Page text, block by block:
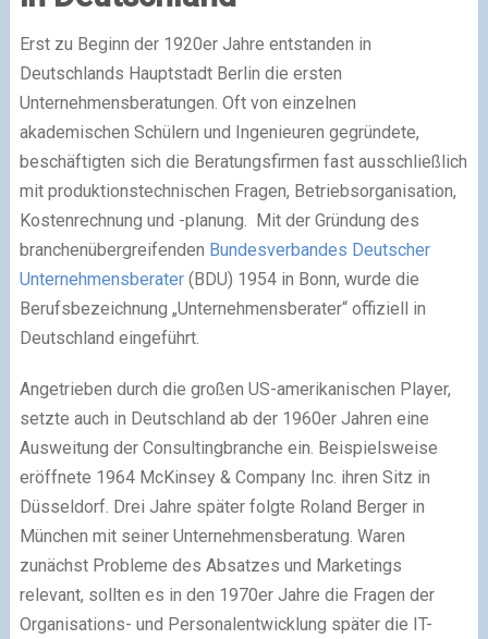
Erst zu Beginn der 1920er Jahre entstanden in
Deutschlands Hauptstadt Berlin die ersten
Unternehmensberatungen. Oft von einzelnen
akademischen Schülern und Ingenieuren gegründete,
beschäftigten sich die Beratungsfirmen fast ausschließlich
mit produktionstechnischen Fragen, Betriebsorganisation,
Kostenrechnung und -planung. Mit der Gründung des
branchenübergreifenden Bundesverbandes Deutscher
Unternehmensberater(BDU) 1954 in Bonn, wurde die
Berufsbezeichnung „Unternehmensberater“ offiziell in
Deutschland eingeführt.
Angetrieben durch die großen US-amerikanischen Player,
setzte auch in Deutschland ab der 1960er Jahren eine
Ausweitung der Consultingbranche ein. Beispielsweise
eröffnete 1964 McKinsey & Company Inc. ihren Sitz in
Düsseldorf. Drei Jahre später folgte Roland Berger in
München mit seiner Unternehmensberatung. Waren
zunächst Probleme des Absatzes und Marketings
relevant, sollten es in den 1970er Jahre die Fragen der
Organisations- und Personalentwicklung später die IT-